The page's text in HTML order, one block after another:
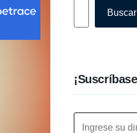
Buscar